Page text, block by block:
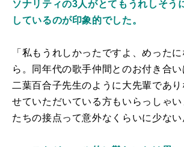
ソナリティの3人がとてもうれしそう
しているのが印象的でした。
「私もうれしかったですよ、めった
ら。同年代の歌手仲間とのお付き合い
二葉百合子先生のように大先輩であ
せていただいている方もいらっしゃ
たちの接点って意外なくらいに少ない